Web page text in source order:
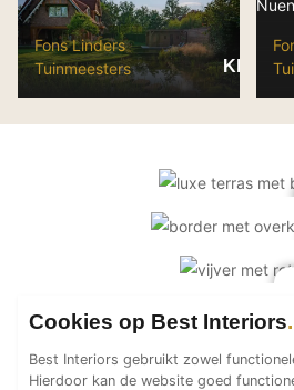
Natuursteen en keramiek vloeren
Vloerkleden
Behang / Wandtextiel
Schilderwerk
Spuitwerk
Fons Linders
Tuinmeesters
Cookies op Best Interiors
Best Interiors gebruikt zowel
Hierdoor kan de website goed